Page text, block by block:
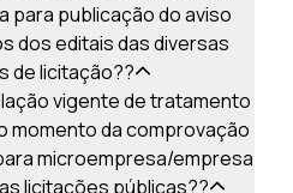
para publicação do aviso
dos editais das diversas
de licitação??
vigente de tratamento
momento da comprovação
microempresa/empresa
licitações públicas??